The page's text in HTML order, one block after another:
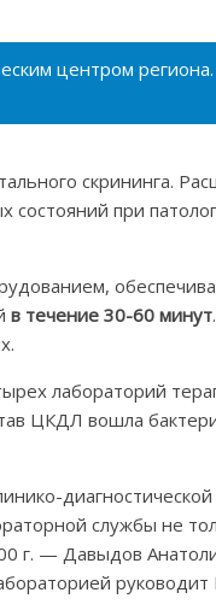
центром
скрининга.
состояний при
в течение 30-60 минут
лабораторий
ЦКДЛ вошла
службы не
г. — Давыдов
руководит